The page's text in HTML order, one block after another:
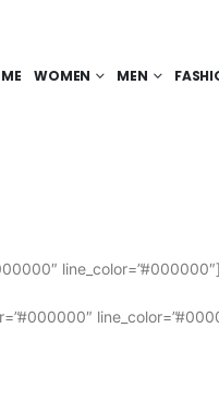
WOMEN MEN
line_color=”#000000″]